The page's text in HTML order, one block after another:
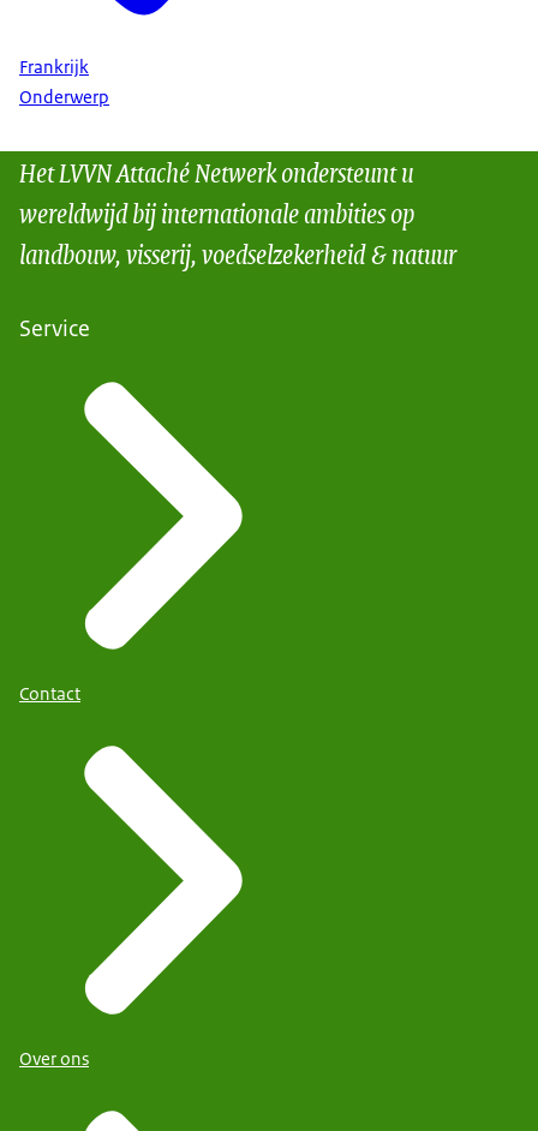
Frankrijk
Onderwerp
Het LVVN Attaché Netwerk ondersteunt u
wereldwijd bij internationale ambities op
landbouw, visserij, voedselzekerheid & natuur
Service
Contact
Over ons